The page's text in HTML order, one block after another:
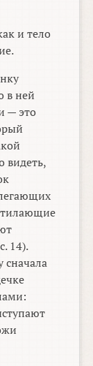
и тело
в ней
— это
видеть,
14).
сначала